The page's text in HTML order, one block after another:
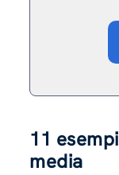
11
media